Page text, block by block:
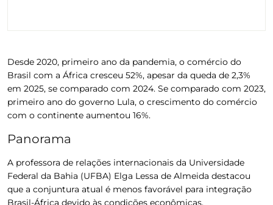
Desde 2020, primeiro ano da pandemia, o comércio do
Brasil com a África cresceu 52%, apesar da queda de 2,3%
em 2025, se comparado com 2024. Se comparado com 2023,
primeiro ano do governo Lula, o crescimento do comércio
com o continente aumentou 16%.
Panorama
A professora de relações internacionais da Universidade
Federal da Bahia (UFBA) Elga Lessa de Almeida destacou
que a conjuntura atual é menos favorável para integração
Brasil-África devido às condições econômicas.